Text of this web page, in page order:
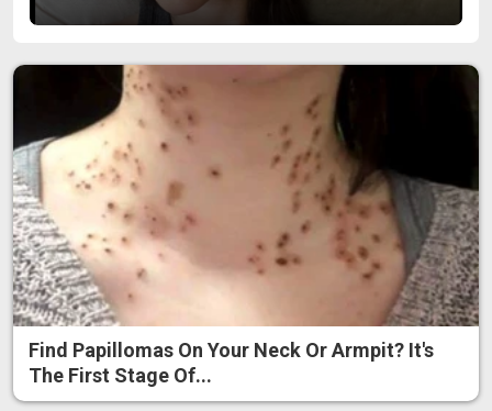
Find Papillomas On Your Neck Or Armpit? It's
The First Stage Of...